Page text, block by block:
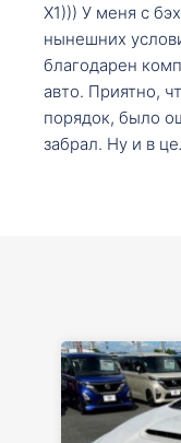
X1))) У меня с
нынешних
благодарен
авто. Приятно,
порядок, было
забрал. Ну и в